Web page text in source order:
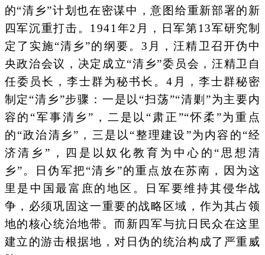
的“清乡”计划也在密谋中，意图给重新部署的新
四军沉重打击。1941年2月，日军第13军研究制
定了实施“清乡”的纲要。3月，汪精卫召开伪中
央政治会议，决定成立“清乡”委员会，汪精卫自
任委员长，李士群为秘书长。4月，李士群秘密
制定“清乡”步骤：一是以“扫荡”“清剿”为主要内
容的“军事清乡”，二是以“肃正”“怀柔”为重点
的“政治清乡”，三是以“整理建设”为内容的“经
济清乡”，四是以奴化教育为中心的“思想清
乡”。日伪军把“清乡”的重点放在苏南，因为这
里是中国最富庶的地区。日军要维持其侵华战
争，必须巩固这一重要的战略区域，作为其占领
地的核心统治地带。而新四军与抗日民众在这里
建立的游击根据地，对日伪的统治构成了严重威